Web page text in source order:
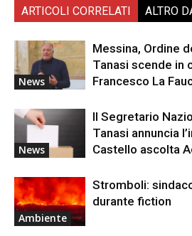
ARTICOLI CORRELATI ALTRO
News
Messina, Ordine
Tanasi scende in
Francesco La
News
Il Segretario
Tanasi annuncia
Castello ascolta
Ambiente
Stromboli:
durante fiction